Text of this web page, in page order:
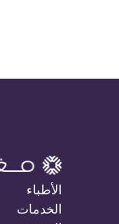
الأطباء
الخدمات